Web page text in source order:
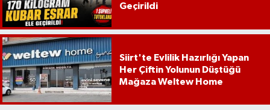
Geçirildi
Siirt'te Evlilik Hazırlığı Yapan
Her Çiftin Yolunun Düştüğü
Mağaza Weltew Home